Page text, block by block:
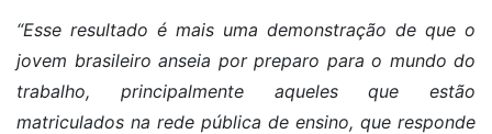
“Esse resultado é mais uma demonstração de que o
jovem brasileiro anseia por preparo para o mundo do
trabalho, principalmente aqueles que estão
matriculados na rede pública de ensino, que responde